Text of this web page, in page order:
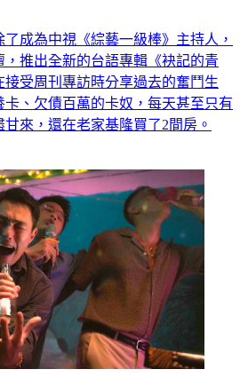
成為中視《綜藝一級棒》主持人，
推出全新的台語專輯《袂記的青
受周刊專訪時分享過去的奮鬥生
、欠債百萬的卡奴，每天甚至只有
來，還在老家基隆買了2間房。